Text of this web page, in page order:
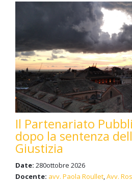
Il Partenariato
dopo la sentenza
Giustizia
Date: 280ottobre 2026
Docente: avv. Paola Roullet,Avv.